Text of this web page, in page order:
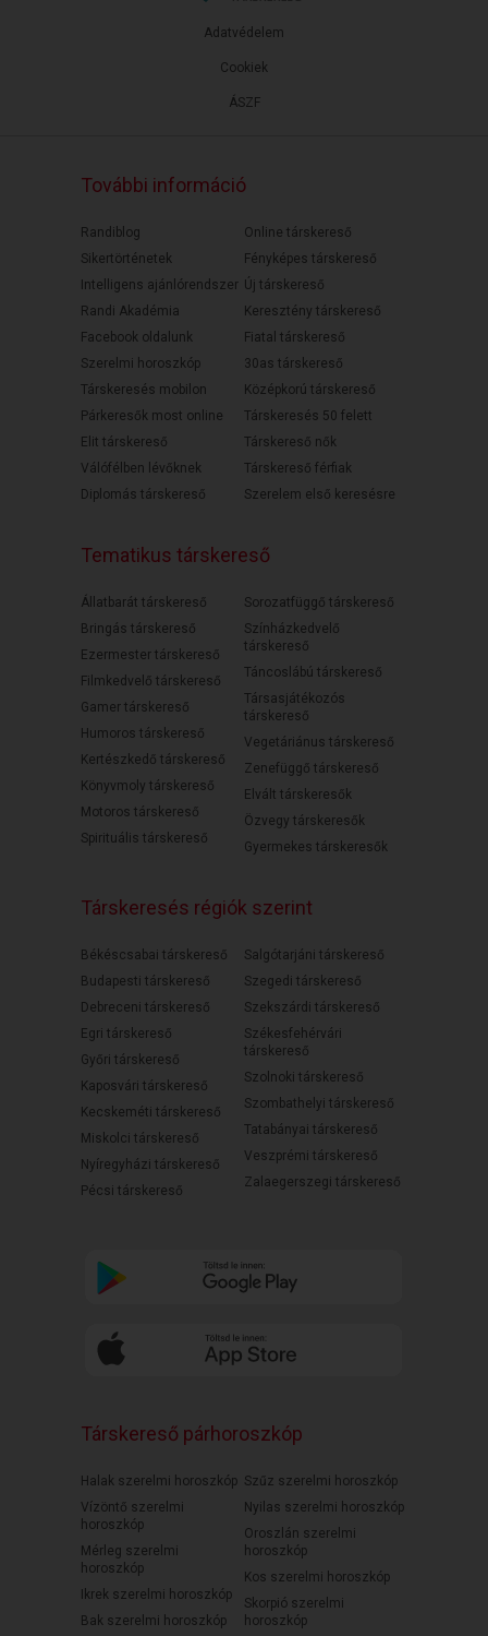
ÁSZF
Adatvédelem
Cookiek
További információ
Randiblog
Sikertörténetek
Intelligens ajánlórendszer
Randi Akadémia
Facebook oldalunk
Szerelmi horoszkóp
Társkeresés mobilon
Párkeresők most online
Elit társkereső
Válófélben lévőknek
Diplomás társkereső
Online társkereső
Fényképes társkereső
Új társkereső
Keresztény társkereső
Fiatal társkereső
30as társkereső
Középkorú társkereső
Társkeresés 50 felett
Társkereső nők
Társkereső férfiak
Szerelem első keresésre
Tematikus társkereső
Állatbarát társkereső
Bringás társkereső
Ezermester társkereső
Filmkedvelő társkereső
Gamer társkereső
Humoros társkereső
Kertészkedő társkereső
Könyvmoly társkereső
Motoros társkereső
Spirituális társkereső
Sorozatfüggő társkereső
Színházkedvelő
társkereső
Táncoslábú társkereső
Társasjátékozós
társkereső
Vegetáriánus társkereső
Zenefüggő társkereső
Elvált társkeresők
Özvegy társkeresők
Gyermekes társkeresők
Társkeresés régiók szerint
Békéscsabai társkereső
Budapesti társkereső
Debreceni társkereső
Egri társkereső
Győri társkereső
Kaposvári társkereső
Kecskeméti társkereső
Miskolci társkereső
Nyíregyházi társkereső
Pécsi társkereső
Salgótarjáni társkereső
Szegedi társkereső
Szekszárdi társkereső
Székesfehérvári
társkereső
Szolnoki társkereső
Szombathelyi társkereső
Tatabányai társkereső
Veszprémi társkereső
Zalaegerszegi társkereső
Társkereső párhoroszkóp
Halak szerelmi horoszkóp
Vízöntő szerelmi
horoszkóp
Mérleg szerelmi
horoszkóp
Ikrek szerelmi horoszkóp
Bak szerelmi horoszkóp
Szűz szerelmi horoszkóp
Nyilas szerelmi horoszkóp
Oroszlán szerelmi
horoszkóp
Kos szerelmi horoszkóp
Skorpió szerelmi
horoszkóp